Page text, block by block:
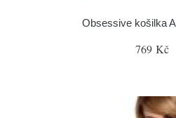
Obsessive košilka
769 Kč